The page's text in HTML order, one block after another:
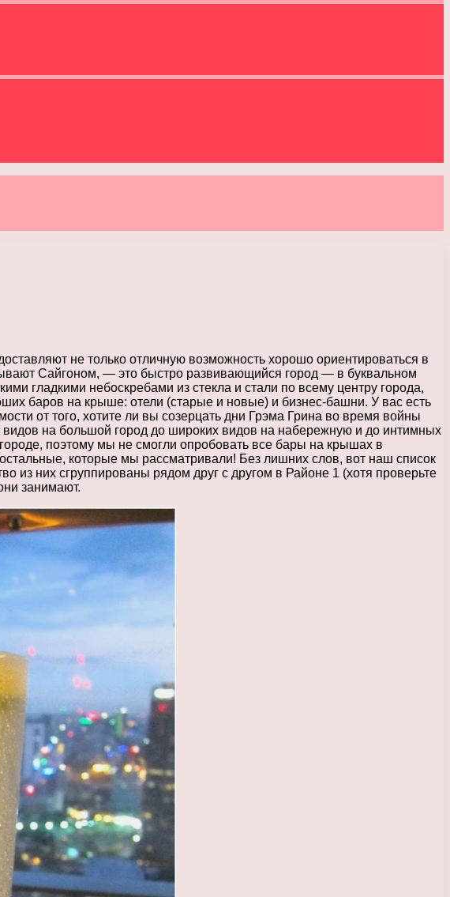
не только отличную возможность хорошо ориентироваться в
Сайгоном, — это быстро развивающийся город — в буквальном
гладкими небоскребами из стекла и стали по всему центру города,
баров на крыше: отели (старые и новые) и бизнес-башни. У вас есть
от того, хотите ли вы созерцать дни Грэма Грина во время войны
на большой город до широких видов на набережную и до интимных
поэтому мы не смогли опробовать все бары на крышах в
которые мы рассматривали! Без лишних слов, вот наш список
них сгруппированы рядом друг с другом в Районе 1 (хотя проверьте
занимают.